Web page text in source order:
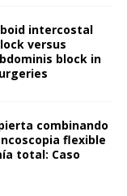
intercostal
versus
block in
combinando
flexible
total: Caso